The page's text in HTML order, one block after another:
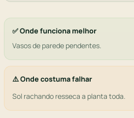
✅ Onde funciona melhor
Vasos de parede pendentes.
⚠️ Onde costuma falhar
Sol rachando resseca a planta toda.